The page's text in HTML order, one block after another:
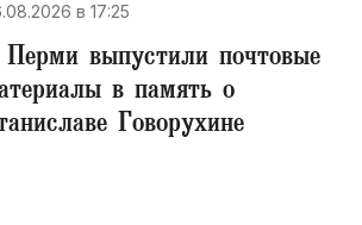
в 17:25
выпустили почтовые
в память о
Говорухине